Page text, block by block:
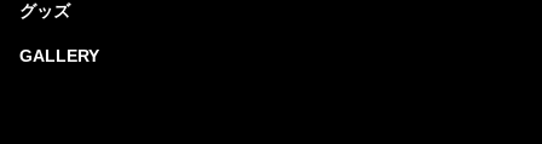
グッズ
GALLERY